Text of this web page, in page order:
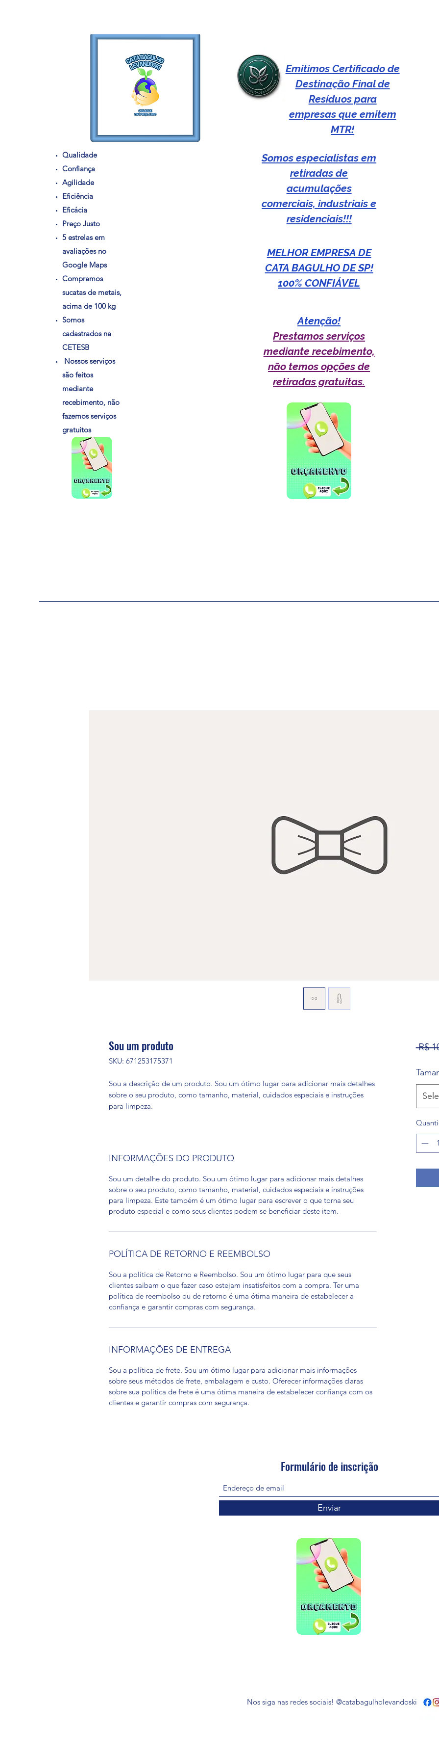
Qualidade
Confiança
Agilidade
Eficiência
Eficácia
Preço Justo
5 estrelas em
avaliações no
Google Maps
Compramos
sucatas de metais,
acima de 100 kg
Somos
cadastrados na
CETESB
Nossos serviços
são feitos
mediante
recebimento, não
fazemos serviços
gratuitos
Emitimos Certificado de
Destinação Final de
Resíduos para
empresas que emitem
MTR!
Somos especialistas em
retiradas de
acumulações
comerciais, industriais e
residenciais!!!
MELHOR EMPRESA DE
CATA BAGULHO DE SP!
100% CONFIÁVEL
Atenção!
Prestamos serviços
mediante recebimento,
não temos opções de
retiradas gratuitas.
Sou um produto
SKU: 671253175371
Sou a descrição de um produto. Sou um ótimo lugar para adicionar mais detalhes
sobre o seu produto, como tamanho, material, cuidados especiais e instruções
para limpeza.
INFORMAÇÕES DO PRODUTO
Sou um detalhe do produto. Sou um ótimo lugar para adicionar mais detalhes
sobre o seu produto, como tamanho, material, cuidados especiais e instruções
para limpeza. Este também é um ótimo lugar para escrever o que torna seu
produto especial e como seus clientes podem se beneficiar deste item.
POLÍTICA DE RETORNO E REEMBOLSO
Sou a política de Retorno e Reembolso. Sou um ótimo lugar para que seus
clientes saibam o que fazer caso estejam insatisfeitos com a compra. Ter uma
política de reembolso ou de retorno é uma ótima maneira de estabelecer a
confiança e garantir compras com segurança.
INFORMAÇÕES DE ENTREGA
Sou a política de frete. Sou um ótimo lugar para adicionar mais informações
sobre seus métodos de frete, embalagem e custo. Oferecer informações claras
sobre sua política de frete é uma ótima maneira de estabelecer confiança com os
clientes e garantir compras com segurança.
R$
Formulário de inscrição
Enviar
Nos siga nas redes sociais! @catabagulholevandoski